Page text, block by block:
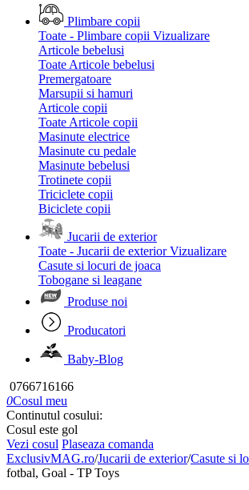
Plimbare copii
Toate - Plimbare copii Vizualizare
Articole bebelusi
Toate Articole bebelusi
Premergatoare
Marsupii si hamuri
Articole copii
Toate Articole copii
Masinute electrice
Masinute cu pedale
Masinute bebelusi
Trotinete copii
Triciclete copii
Biciclete copii
Jucarii de exterior
Toate - Jucarii de exterior Vizualizare
Casute si locuri de joaca
Tobogane si leagane
Produse noi
Producatori
Baby-Blog
0766716166
0Cosul meu
Continutul cosului:
Cosul este gol
Vezi cosul Plaseaza comanda
ExclusivMAG.ro/Jucarii de exterior/Casute si
fotbal, Goal - TP Toys